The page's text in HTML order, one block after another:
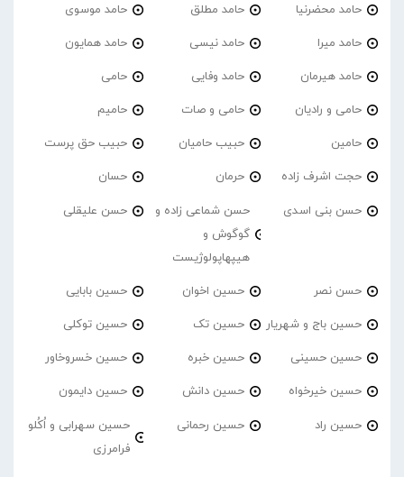
حامد محضرنیا حامد مطلق حامد موسوی
حامد میرا حامد نیسی حامد همایون
حامد هیرمان حامد وفایی حامی
حامی و رادیان حامی و صات حامیم
حامین حبیب حامیان حبیب حق پرست
حجت اشرف زاده حرمان حسان
حسن بنی اسدی
حسن شماعی زاده و
گوگوش و
هیپهاپولوژیست
حسن علیقلی
حسن نصر حسین اخوان حسین بابایی
حسین باج و شهریار حسین تک حسین توکلی
حسین حسینی حسین خبره حسین خسروخاور
حسین خیرخواه حسین دانش حسین دایمون
حسین راد حسین رحمانی
حسین سهرابی و اُکُلو
فرامرزی